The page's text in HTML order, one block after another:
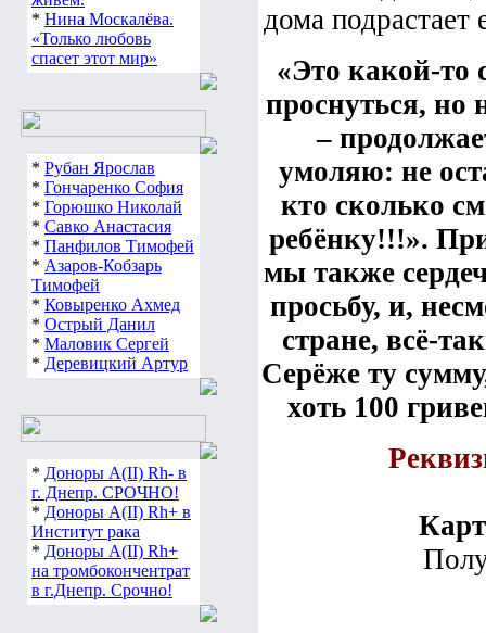
* Нина Москалёва.
«Только любовь
спасет этот мир»
* Рубан Ярослав
* Гончаренко София
* Горюшко Николай
* Савко Анастасия
* Панфилов Тимофей
* Азаров-Кобзарь
Тимофей
* Ковыренко Ахмед
* Острый Данил
* Маловик Сергей
* Деревицкий Артур
* Доноры А(ІІ) Rh- в
г. Днепр. СРОЧНО!
* Доноры А(ІІ) Rh+ в
Институт рака
* Доноры А(ІІ) Rh+
на тромбокончентрат
в г.Днепр. Срочно!
дома
«Это какой-то
проснуться, но
–
умоляю: не
кто сколько
ребёнку!!!».
мы также
просьбу, и,
стране, всё-
Серёже ту
хоть 100